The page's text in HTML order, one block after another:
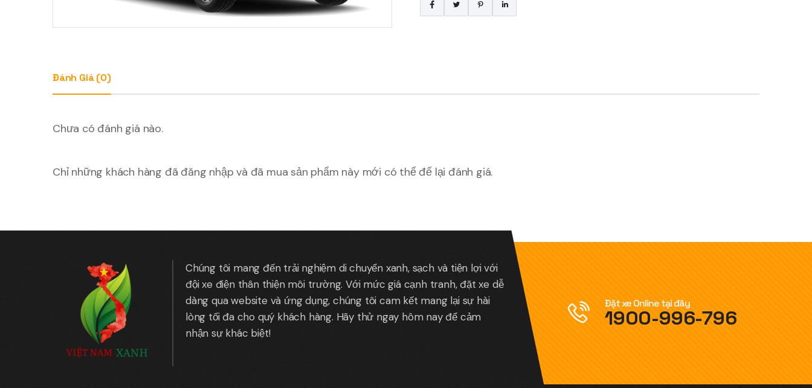
Hải
Đánh Giá (0)
Chưa có đánh giá nào.
Chỉ những khách hàng đã đăng nhập và đã mua sản phẩm này mới có thể để lại đánh giá.
Chúng tôi mang đến trải nghiệm di chuyển xanh, sạch và tiện lợi với
đội xe điện thân thiện môi trường. Với mức giá cạnh tranh, đặt xe dễ
dàng qua website và ứng dụng, chúng tôi cam kết mang lại sự hài
lòng tối đa cho quý khách hàng. Hãy thử ngay hôm nay để cảm
nhận sự khác biệt!
Đặt xe Online tại đây
1900-996-796